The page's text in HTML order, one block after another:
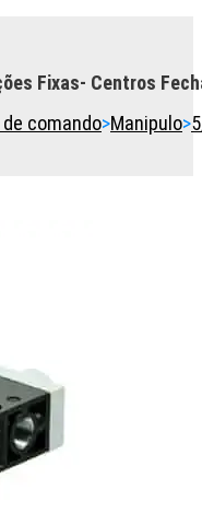
Fixas- Centros
comando>Manipulo>